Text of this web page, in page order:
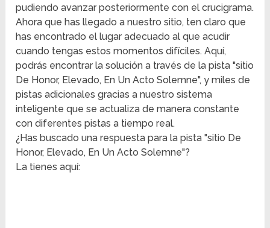
pudiendo avanzar posteriormente con el crucigrama.
Ahora que has llegado a nuestro sitio, ten claro que
has encontrado el lugar adecuado al que acudir
cuando tengas estos momentos difíciles. Aquí,
podrás encontrar la solución a través de la pista "sitio
De Honor, Elevado, En Un Acto Solemne", y miles de
pistas adicionales gracias a nuestro sistema
inteligente que se actualiza de manera constante
con diferentes pistas a tiempo real.
¿Has buscado una respuesta para la pista "sitio De
Honor, Elevado, En Un Acto Solemne"?
La tienes aquí: